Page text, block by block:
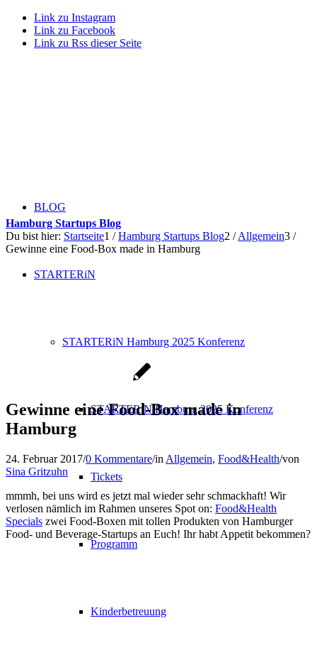
Link zu Instagram
Link zu Facebook
Link zu Rss dieser Seite
BLOG
STARTERiN
STARTERiN Hamburg 2025 Konferenz
STARTERiN Hamburg 2025 Konferenz
Tickets
Programm
Kinderbetreuung
Hamburg Startups Blog
Du bist hier: Startseite1 / Hamburg Startups Blog2 / Allgemein3 /
Gewinne eine Food-Box made in Hamburg
Gewinne eine Food-Box made in
Hamburg
24. Februar 2017/0 Kommentare/in Allgemein, Food&Health/von
Sina Gritzuhn
mmmh, bei uns wird es jetzt mal wieder sehr schmackhaft! Wir
verlosen nämlich im Rahmen unseres Spot on: Food&Health
Specials zwei Food-Boxen mit tollen Produkten von Hamburger
Food- und Beverage-Startups an Euch! Ihr habt Appetit bekommen?